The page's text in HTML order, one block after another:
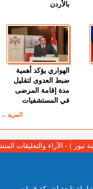
بالأردن
الهواري يؤكد أهمية
ضبط العدوى لتقليل
مدة إقامة المرضى
في المستشفيات
المزيد ...
نيوز ) - الآراء والتعليقات